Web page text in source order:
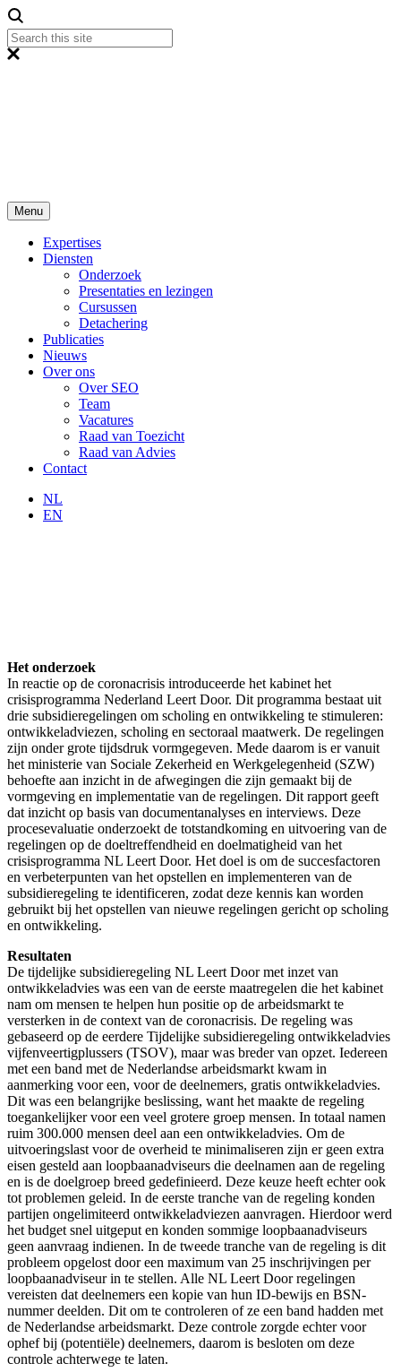
Menu
Expertises
Diensten
Onderzoek
Presentaties en lezingen
Cursussen
Detachering
Publicaties
Nieuws
Over ons
Over SEO
Team
Vacatures
Raad van Toezicht
Raad van Advies
Contact
NL
EN
Het onderzoek
In reactie op de coronacrisis introduceerde het kabinet het
crisisprogramma Nederland Leert Door. Dit programma bestaat uit
drie subsidieregelingen om scholing en ontwikkeling te stimuleren:
ontwikkeladviezen, scholing en sectoraal maatwerk. De regelingen
zijn onder grote tijdsdruk vormgegeven. Mede daarom is er vanuit
het ministerie van Sociale Zekerheid en Werkgelegenheid (SZW)
behoefte aan inzicht in de afwegingen die zijn gemaakt bij de
vormgeving en implementatie van de regelingen. Dit rapport geeft
dat inzicht op basis van documentanalyses en interviews. Deze
procesevaluatie onderzoekt de totstandkoming en uitvoering van de
regelingen op de doeltreffendheid en doelmatigheid van het
crisisprogramma NL Leert Door. Het doel is om de succesfactoren
en verbeterpunten van het opstellen en implementeren van de
subsidieregeling te identificeren, zodat deze kennis kan worden
gebruikt bij het opstellen van nieuwe regelingen gericht op scholing
en ontwikkeling.
Resultaten
De tijdelijke subsidieregeling NL Leert Door met inzet van
ontwikkeladvies was een van de eerste maatregelen die het kabinet
nam om mensen te helpen hun positie op de arbeidsmarkt te
versterken in de context van de coronacrisis. De regeling was
gebaseerd op de eerdere Tijdelijke subsidieregeling ontwikkeladvies
vijfenveertigplussers (TSOV), maar was breder van opzet. Iedereen
met een band met de Nederlandse arbeidsmarkt kwam in
aanmerking voor een, voor de deelnemers, gratis ontwikkeladvies.
Dit was een belangrijke beslissing, want het maakte de regeling
toegankelijker voor een veel grotere groep mensen. In totaal namen
ruim 300.000 mensen deel aan een ontwikkeladvies. Om de
uitvoeringslast voor de overheid te minimaliseren zijn er geen extra
eisen gesteld aan loopbaanadviseurs die deelnamen aan de regeling
en is de doelgroep breed gedefinieerd. Deze keuze heeft echter ook
tot problemen geleid. In de eerste tranche van de regeling konden
partijen ongelimiteerd ontwikkeladviezen aanvragen. Hierdoor werd
het budget snel uitgeput en konden sommige loopbaanadviseurs
geen aanvraag indienen. In de tweede tranche van de regeling is dit
probleem opgelost door een maximum van 25 inschrijvingen per
loopbaanadviseur in te stellen. Alle NL Leert Door regelingen
vereisten dat deelnemers een kopie van hun ID-bewijs en BSN-
nummer deelden. Dit om te controleren of ze een band hadden met
de Nederlandse arbeidsmarkt. Deze controle zorgde echter voor
ophef bij (potentiële) deelnemers, daarom is besloten om deze
controle achterwege te laten.